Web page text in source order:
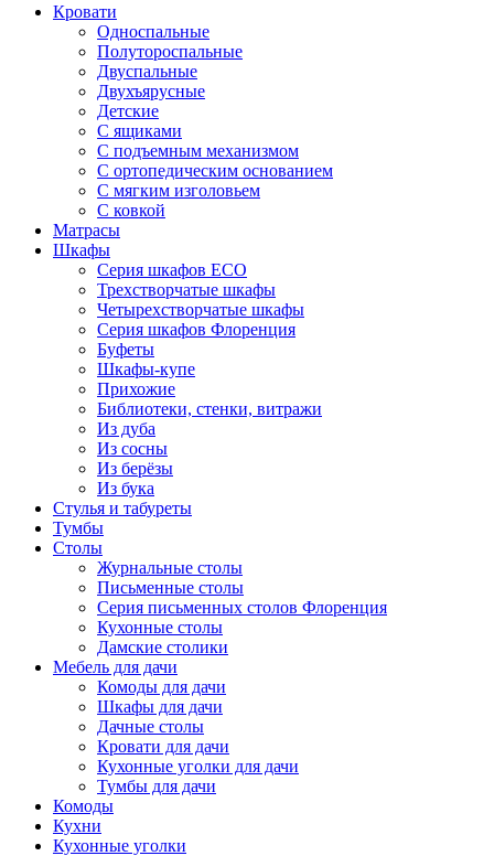
Кровати
Односпальные
Полутороспальные
Двуспальные
Двухъярусные
Детские
С ящиками
С подъемным механизмом
С ортопедическим основанием
С мягким изголовьем
С ковкой
Матрасы
Шкафы
Серия шкафов ECO
Трехстворчатые шкафы
Четырехстворчатые шкафы
Серия шкафов Флоренция
Буфеты
Шкафы-купе
Прихожие
Библиотеки, стенки, витражи
Из дуба
Из сосны
Из берёзы
Из бука
Стулья и табуреты
Тумбы
Столы
Журнальные столы
Письменные столы
Серия письменных столов Флоренция
Кухонные столы
Дамские столики
Мебель для дачи
Комоды для дачи
Шкафы для дачи
Дачные столы
Кровати для дачи
Кухонные уголки для дачи
Тумбы для дачи
Комоды
Кухни
Кухонные уголки